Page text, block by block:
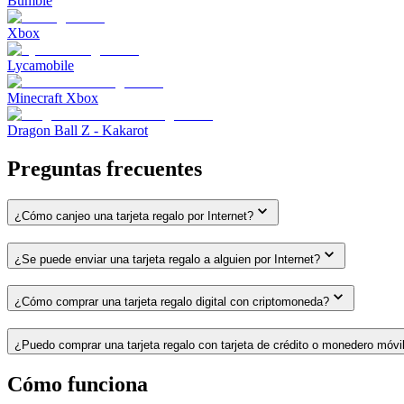
Xbox
Lycamobile
Minecraft Xbox
Dragon Ball Z - Kakarot
Preguntas frecuentes
¿Cómo canjeo una tarjeta regalo por Internet?
¿Se puede enviar una tarjeta regalo a alguien por Internet?
¿Cómo comprar una tarjeta regalo digital con criptomoneda?
¿Puedo comprar una tarjeta regalo con tarjeta de crédito o monedero
Cómo funciona